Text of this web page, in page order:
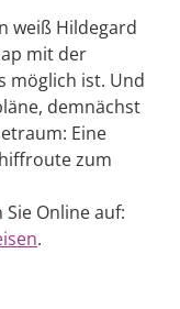
weiß Hildegard
mit der
möglich ist. Und
demnächst
Eine
zum
Online auf:
.